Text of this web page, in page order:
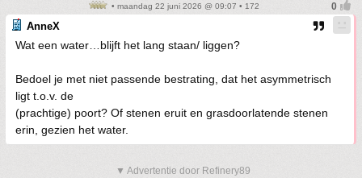
• maandag 22 juni 2026 @ 09:07 • 172
AnneX
Wat een water…blijft het lang staan/ liggen?
Bedoel je met niet passende bestrating, dat het asymmetrisch
ligt t.o.v. de
(prachtige) poort? Of stenen eruit en grasdoorlatende stenen
erin, gezien het water.
▼ Advertentie door Refinery89